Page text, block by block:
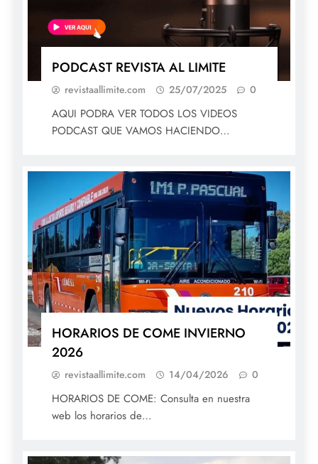
PODCAST REVISTA AL LIMITE
revistaallimite.com 25/07/2025 0
AQUI PODRA VER TODOS LOS VIDEOS
PODCAST QUE VAMOS HACIENDO…
HORARIOS DE COME INVIERNO
2026
revistaallimite.com 14/04/2026 0
HORARIOS DE COME: Consulta en nuestra
web los horarios de…